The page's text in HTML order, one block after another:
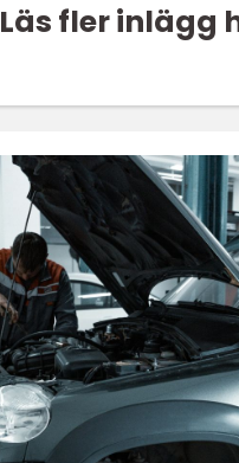
Läs fler inlägg